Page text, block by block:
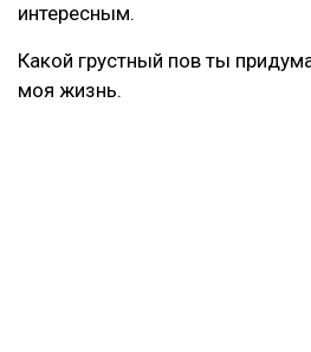
интересным.
Какой грустный пов ты
моя жизнь.